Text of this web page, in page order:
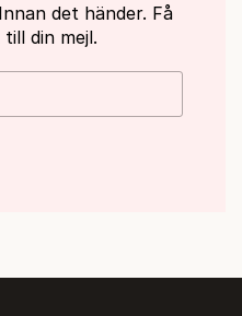
det händer. Få
din mejl.